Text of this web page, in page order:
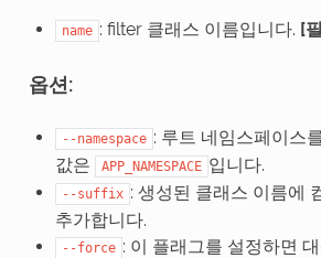
name : filter 클래스 이름입니다. [
옵션:
--namespace : 루트 네임스페이스
값은
APP_NAMESPACE 입니다.
--suffix : 생성된 클래스 이름에
추가합니다.
--force : 이 플래그를 설정하면